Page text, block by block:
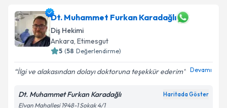
Dt. Muhammet Furkan Karadağlı
Diş Hekimi
Ankara, Etimesgut
5 (58 Değerlendirme)
İlgi ve alakasından dolayı doktoruna teşekkür ederim Devamı
Dt. Muhammet Furkan Karadağlı Haritada Göster
Elvan Mahallesi 1948-1 Sokak 4/1